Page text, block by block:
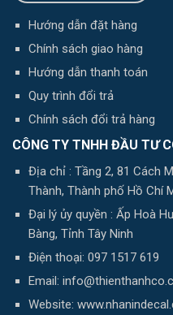
Hướng dẫn đặt hàng
Chính sách giao hàng
Hướng dẫn thanh toán
Quy trình đổi trả
Chính sách đổi trả hàng
CÔNG TY TNHH ĐẦU TƯ
Địa chỉ : Tầng 2, 81 Cách
Thành, Thành phố Hồ Chí
Đại lý ủy quyền : Ấp Hoà
Bàng, Tỉnh Tây Ninh
Điện thoại: 097 1517 619
Email:
Website: